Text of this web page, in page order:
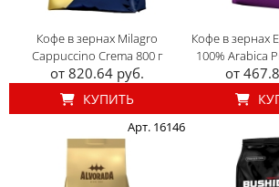
Кофе в зернах Milagro
Cappuccino Crema 800 г
от 820.64 руб.
КУПИТЬ
Кофе в зернах
100% Arabica
от
Арт. 16146